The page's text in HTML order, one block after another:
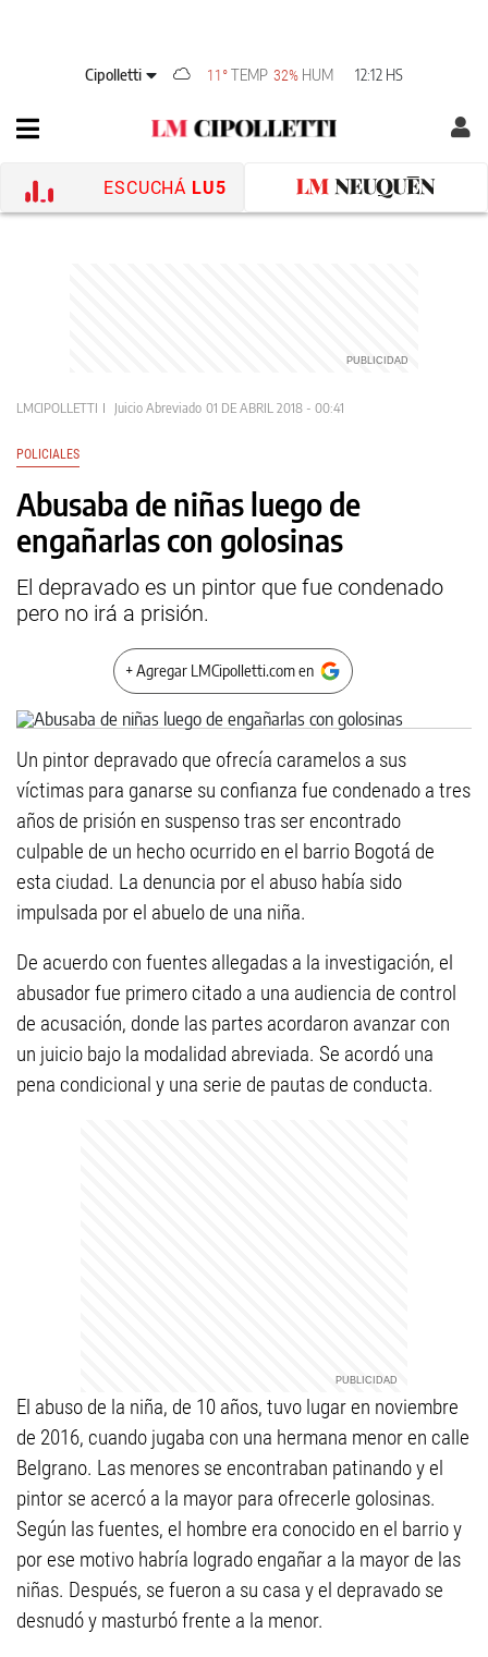
Cipolletti 11°TEMP 32% HUM 12:12 HS
ESCUCHÁ LU5
LMCIPOLLETTI Juicio Abreviado 01 DE ABRIL 2018 - 00:41
POLICIALES
Abusaba de niñas luego de
engañarlas con golosinas
El depravado es un pintor que fue condenado
pero no irá a prisión.
+ Agregar LMCipolletti.com en
Un pintor depravado que ofrecía caramelos a sus
víctimas para ganarse su confianza fue condenado a tres
años de prisión en suspenso tras ser encontrado
culpable de un hecho ocurrido en el barrio Bogotá de
esta ciudad. La denuncia por el abuso había sido
impulsada por el abuelo de una niña.
De acuerdo con fuentes allegadas a la investigación, el
abusador fue primero citado a una audiencia de control
de acusación, donde las partes acordaron avanzar con
un juicio bajo la modalidad abreviada. Se acordó una
pena condicional y una serie de pautas de conducta.
El abuso de la niña, de 10 años, tuvo lugar en noviembre
de 2016, cuando jugaba con una hermana menor en calle
Belgrano. Las menores se encontraban patinando y el
pintor se acercó a la mayor para ofrecerle golosinas.
Según las fuentes, el hombre era conocido en el barrio y
por ese motivo habría logrado engañar a la mayor de las
niñas. Después, se fueron a su casa y el depravado se
desnudó y masturbó frente a la menor.